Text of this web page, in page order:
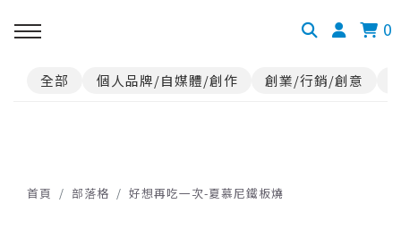
0
全部 個人品牌/自媒體/創作 創業/行銷/創意
首頁 部落格 好想再吃一次-夏慕尼鐵板燒